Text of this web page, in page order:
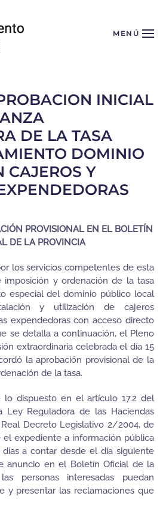
MENÚ
INICIAL
DE LA TASA
DOMINIO
CAJEROS Y
PROVISIONAL EN EL BOLETÍN
DE LA PROVINCIA
los servicios competentes de esta
imposición y ordenación de la tasa
especial del dominio público local
y utilización de cajeros
expendedoras con acceso directo
se detalla a continuación, el Pleno
extraordinaria celebrada el día 15
la aprobación provisional de la
de la tasa.
dispuesto en el artículo 17.2 del
Ley Reguladora de las Haciendas
Decreto Legislativo 2/2004, de
el expediente a información pública
a contar desde el día siguiente
anuncio en el Boletín Oficial de la
personas interesadas puedan
y presentar las reclamaciones que